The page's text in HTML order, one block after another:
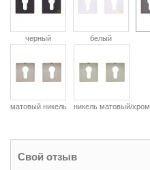
черный белый
матовый никель никель матовый/хром
Свой отзыв